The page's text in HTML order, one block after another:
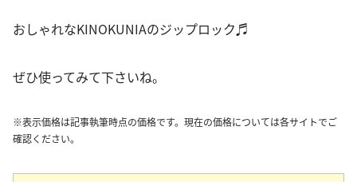
おしゃれなKINOKUNIAのジップロック♬
ぜひ使ってみて下さいね。
※表示価格は記事執筆時点の価格です。現在の価格については各サイトでご
確認ください。